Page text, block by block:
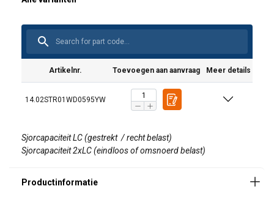
Artikelnr. Toevoegen aan aanvraag Meer details
14.02STR01WD0595YW
Sjorcapaciteit LC (gestrekt / recht belast)
Sjorcapaciteit2xLC (eindloos of omsnoerd belast)